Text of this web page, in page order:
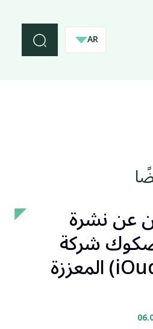
AR
تُعلن عن نشرة
شركة
البخور الذكي (iOud) المعززة